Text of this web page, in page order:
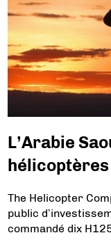
L’Arabie
The Helicopter
public
commandé dix